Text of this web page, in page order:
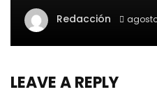
Redacción
LEAVE A REPLY